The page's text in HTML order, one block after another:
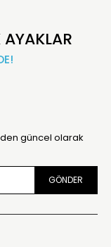
AYAKLAR
güncel olarak
GÖNDER